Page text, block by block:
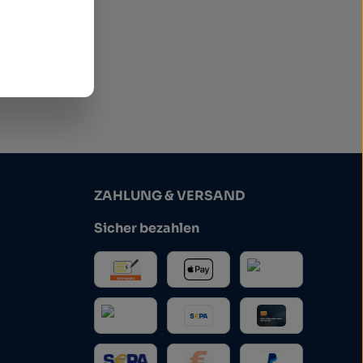
ZAHLUNG & VERSAND
Sicher bezahlen